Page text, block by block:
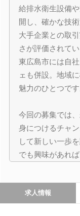
給排水衛生設備
開し、確かな技
大手企業との取
さが評価されてい
東広島市には自
ェも併設。地域
魅力のひとつです
今回の募集では
身につけるチャ
して新しい一歩
でも興味があれ
求人情報